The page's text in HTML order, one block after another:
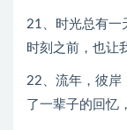
21、时光总有一
时刻之前，也让
22、流年，彼岸
了一辈子的回忆